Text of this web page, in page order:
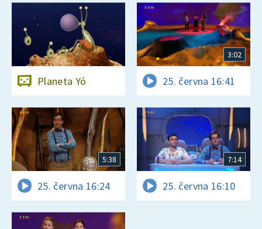
Planeta Yó
3:02
25. června 16:41
5:38
25. června 16:24
7:14
25. června 16:10